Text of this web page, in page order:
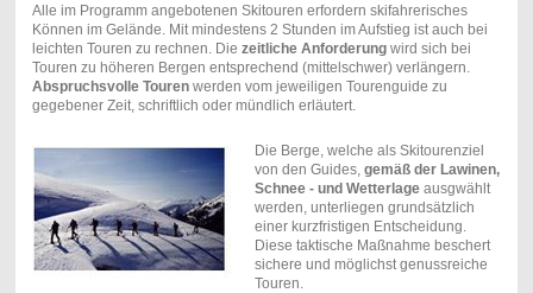
Alle im Programm angebotenen Skitouren erfordern skifahrerisches
Können im Gelände. Mit mindestens 2 Stunden im Aufstieg ist auch bei
leichten Touren zu rechnen. Die zeitliche Anforderungwird sich bei
Touren zu höheren Bergen entsprechend (mittelschwer) verlängern.
Abspruchsvolle Tourenwerden vom jeweiligen Tourenguide zu
gegebener Zeit, schriftlich oder mündlich erläutert.
Die Berge, welche als Skitourenziel
von den Guides, gemäß der Lawinen,
Schnee - und Wetterlageausgwählt
werden, unterliegen grundsätzlich
einer kurzfristigen Entscheidung.
Diese taktische Maßnahme beschert
sichere und möglichst genussreiche
Touren.